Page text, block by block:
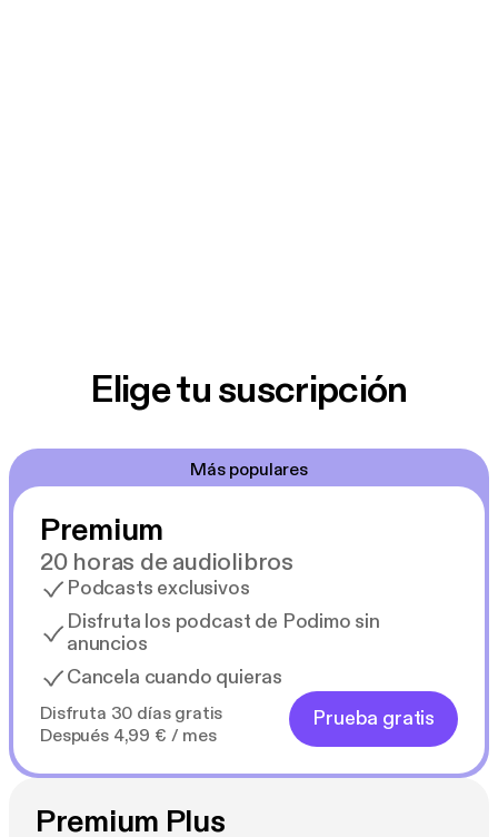
Elige tu suscripción
Más populares
Premium
20 horas de audiolibros
Podcasts exclusivos
Disfruta los podcast de Podimo sin
anuncios
Cancela cuando quieras
Disfruta 30 días gratis
Después 4,99 € / mes
Prueba gratis
Premium Plus